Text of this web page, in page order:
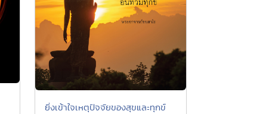
ยิ่งเข้าใจเหตุปัจจัยของสุขและทุกข์